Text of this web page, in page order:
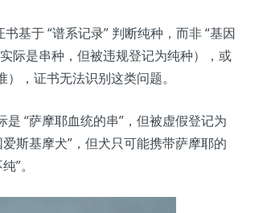
基于 “谱系记录” 判断纯种，而非 “基因
际是串种，但被违规登记为纯种），或
，证书无法识别这类问题。
“萨摩耶血统的串”，但被虚假登记为
斯基摩犬”，但犬只可能携带萨摩耶的
”。